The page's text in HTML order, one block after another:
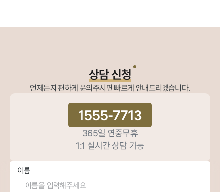
원고(사실혼 관계 해소 주장하는 사람)
상담 신청
언제든지 편하게 문의주시면 빠르게 안내드리겠습니다.
1555-7713
365일 연중무휴
1:1 실시간 상담 가능
이름